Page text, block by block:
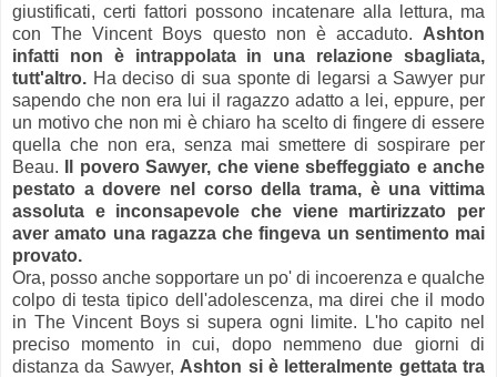
giustificati, certi fattori possono incatenare alla lettura, ma
con The Vincent Boys questo non è accaduto. Ashton
infatti non è intrappolata in una relazione sbagliata,
tutt'altro. Ha deciso di sua sponte di legarsi a Sawyer pur
sapendo che non era lui il ragazzo adatto a lei, eppure, per
un motivo che non mi è chiaro ha scelto di fingere di essere
quella che non era, senza mai smettere di sospirare per
Beau.
Il povero Sawyer, che viene sbeffeggiato e anche
pestato a dovere nel corso della trama, è una vittima
assoluta e inconsapevole che viene martirizzato per
aver amato una ragazza che fingeva un sentimento mai
provato.
Ora, posso anche sopportare un po' di incoerenza e qualche
colpo di testa tipico dell'adolescenza, ma direi che il modo
in The Vincent Boys si supera ogni limite. L'ho capito nel
preciso momento in cui, dopo nemmeno due giorni di
distanza da Sawyer, Ashton si è letteralmente gettata tra